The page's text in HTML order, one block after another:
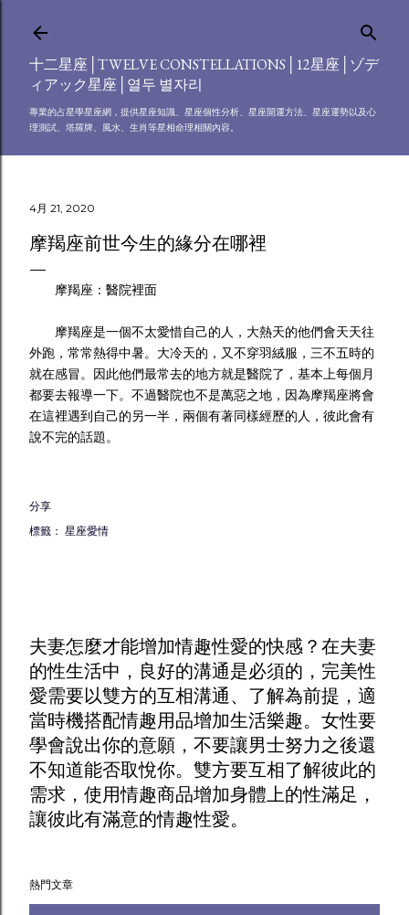
十二星座│TWELVE CONSTELLATIONS│12星座│ゾデ
ィアック星座│열두 별자리
專業的占星學星座網，提供星座知識、星座個性分析、星座開運方法、星座運勢以及心
理測試、塔羅牌、風水、生肖等星相命理相關內容。
4月 21, 2020
摩羯座前世今生的緣分在哪裡
摩羯座：醫院裡面
摩羯座是一個不太愛惜自己的人，大熱天的他們會天天往
外跑，常常熱得中暑。大冷天的，又不穿羽絨服，三不五時的
就在感冒。因此他們最常去的地方就是醫院了，基本上每個月
都要去報導一下。不過醫院也不是萬惡之地，因為摩羯座將會
在這裡遇到自己的另一半，兩個有著同樣經歷的人，彼此會有
說不完的話題。
分享
標籤： 星座愛情
夫妻怎麼才能增加情趣性愛的快感？在夫妻
的性生活中，良好的溝通是必須的，完美性
愛需要以雙方的互相溝通、了解為前提，適
當時機搭配情趣用品增加生活樂趣。女性要
學會說出你的意願，不要讓男士努力之後還
不知道能否取悅你。雙方要互相了解彼此的
需求，使用情趣商品增加身體上的性滿足，
讓彼此有滿意的情趣性愛。
熱門文章